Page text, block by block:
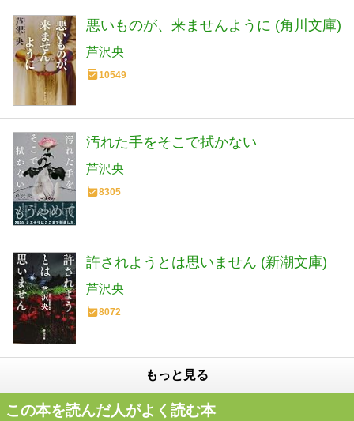
悪いものが、来ませんように (角川文庫)
芦沢央
10549
汚れた手をそこで拭かない
芦沢央
8305
許されようとは思いません (新潮文庫)
芦沢央
8072
もっと見る
この本を読んだ人がよく読む本